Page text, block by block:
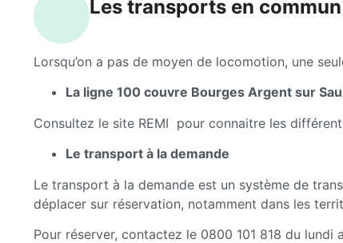
Les transports en commun
Lorsqu’on a pas de moyen de locomotion, une
La ligne 100 couvre Bourges Argent sur
Consultez le site REMI pour connaitre les
Le transport à la demande
Le transport à la demande est un système de
déplacer sur réservation, notamment dans les
Pour réserver, contactez le 0800 101 818 du lundi